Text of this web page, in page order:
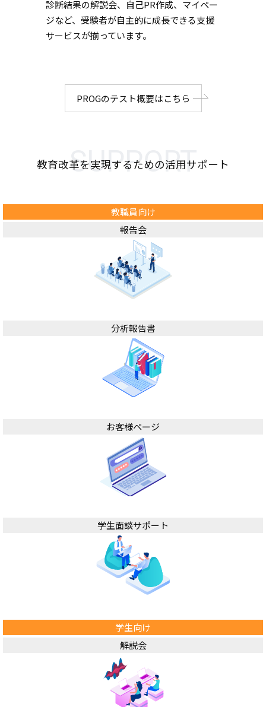
診断結果の解説会、自己PR作成、マイペー
ジなど、受験者が自主的に成長できる支援
サービスが揃っています。
PROGのテスト概要はこちら
SUPPORT
教育改革を実現するための活用サポート
教職員向け
報告会
分析報告書
お客様ページ
学生面談サポート
学生向け
解説会